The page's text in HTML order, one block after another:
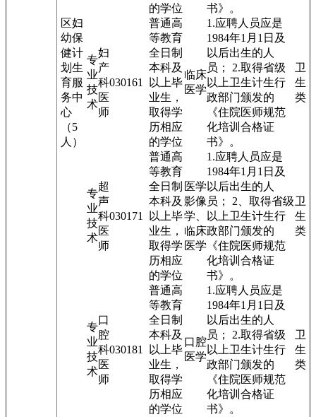
区妇
幼保
健计
划生
育服
务中
心
（5
人）
的学位
书》。
专
业
技
术
妇
产
科
医
师
030161
普通高
等教育
全日制
本科及
以上毕
业生，
取得学
历相应
的学位
临床
医学
1.应聘人员应是
1984年1月1日及
以后出生的人
员； 2.取得省级
以上卫生计生行
政部门颁发的
《住院医师规范
化培训合格证
书》。
卫
生
类
专
业
技
术
超
声
科
医
师
030171
普通高
等教育
全日制
本科及
以上毕
业生，
取得学
历相应
的学位
医学
影像
学、
临床
医学
1.应聘人员应是
1984年1月1日及
以后出生的人
员； 2、取得省级
以上卫生计生行
政部门颁发的
《住院医师规范
化培训合格证
书》。
卫
生
类
专
业
技
术
口
腔
科
医
师
030181
普通高
等教育
全日制
本科及
以上毕
业生，
取得学
历相应
的学位
口腔
医学
1.应聘人员应是
1984年1月1日及
以后出生的人
员； 2.取得省级
以上卫生计生行
政部门颁发的
《住院医师规范
化培训合格证
书》。
卫
生
类